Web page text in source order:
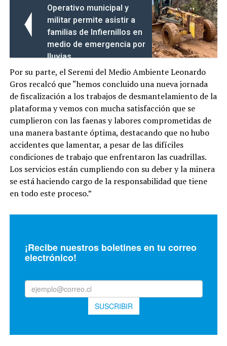
Operativo municipal y
militar permite asistir a
familias de Infiernillos en
medio de emergencia por
lluvias
Por su parte, el Seremi del Medio Ambiente Leonardo
Gros recalcó que “hemos concluido una nueva jornada
de fiscalización a los trabajos de desmantelamiento de la
plataforma y vemos con mucha satisfacción que se
cumplieron con las faenas y labores comprometidas de
una manera bastante óptima, destacando que no hubo
accidentes que lamentar, a pesar de las difíciles
condiciones de trabajo que enfrentaron las cuadrillas.
Los servicios están cumpliendo con su deber y la minera
se está haciendo cargo de la responsabilidad que tiene
en todo este proceso.”